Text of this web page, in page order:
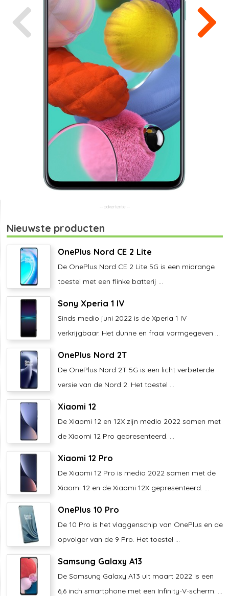
Nieuwste producten
OnePlus Nord CE 2 Lite
De OnePlus Nord CE 2 Lite 5G is een midrange
toestel met een flinke batterij ...
Sony Xperia 1 IV
Sinds medio juni 2022 is de Xperia 1 IV
verkrijgbaar. Het dunne en fraai vormgegeven ...
OnePlus Nord 2T
De OnePlus Nord 2T 5G is een licht verbeterde
versie van de Nord 2. Het toestel ...
Xiaomi 12
De Xiaomi 12 en 12X zijn medio 2022 samen met
de Xiaomi 12 Pro gepresenteerd. ...
Xiaomi 12 Pro
De Xiaomi 12 Pro is medio 2022 samen met de
Xiaomi 12 en de Xiaomi 12X gepresenteerd. ...
OnePlus 10 Pro
De 10 Pro is het vlaggenschip van OnePlus en de
opvolger van de 9 Pro. Het toestel ...
Samsung Galaxy A13
De Samsung Galaxy A13 uit maart 2022 is een
6,6 inch smartphone met een Infinity-V-scherm. ...